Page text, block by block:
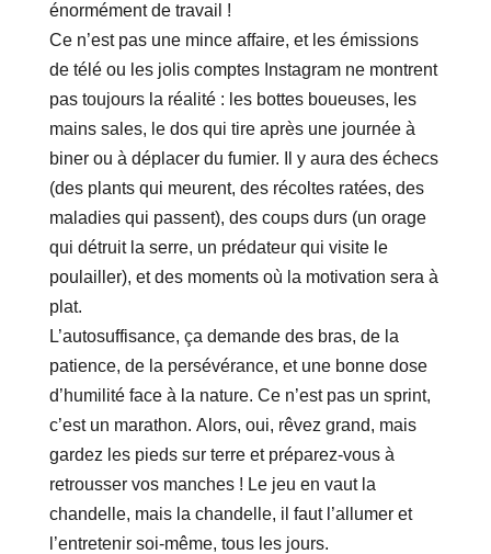
énormément de travail !
Ce n’est pas une mince affaire, et les émissions
de télé ou les jolis comptes Instagram ne montrent
pas toujours la réalité : les bottes boueuses, les
mains sales, le dos qui tire après une journée à
biner ou à déplacer du fumier. Il y aura des échecs
(des plants qui meurent, des récoltes ratées, des
maladies qui passent), des coups durs (un orage
qui détruit la serre, un prédateur qui visite le
poulailler), et des moments où la motivation sera à
plat.
L’autosuffisance, ça demande des bras, de la
patience, de la persévérance, et une bonne dose
d’humilité face à la nature. Ce n’est pas un sprint,
c’est un marathon. Alors, oui, rêvez grand, mais
gardez les pieds sur terre et préparez-vous à
retrousser vos manches ! Le jeu en vaut la
chandelle, mais la chandelle, il faut l’allumer et
l’entretenir soi-même, tous les jours.